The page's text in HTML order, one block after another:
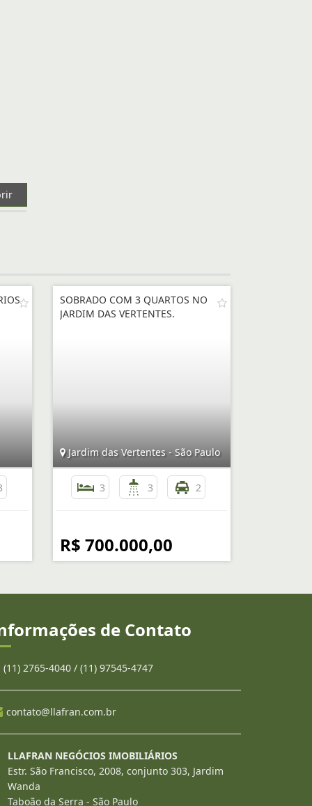
SOBRADO COM 3 QUARTOS NO
JARDIM DAS VERTENTES.
Jardim das Vertentes - São Paulo
3 3 2
R$ 700.000,00
de Contato
(11) 2765-4040 / (11) 97545-4747
contato@llafran.com.br
LLAFRAN NEGÓCIOS IMOBILIÁRIOS
Estr. São Francisco, 2008, conjunto 303, Jardim
Wanda
Taboão da Serra - São Paulo